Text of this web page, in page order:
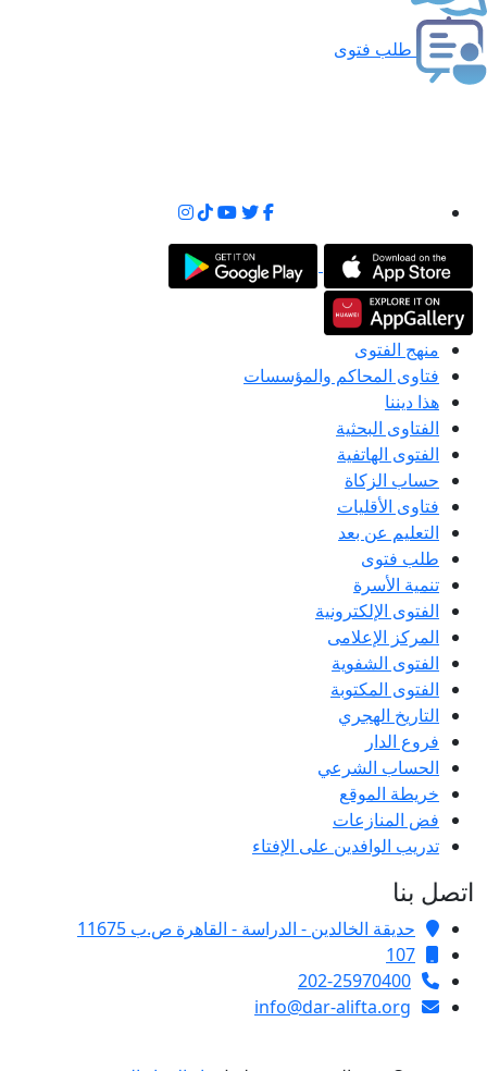
طلب فتوى
منهج الفتوى
فتاوى المحاكم والمؤسسات
هذا ديننا
الفتاوى البحثية
الفتوى الهاتفية
حساب الزكاة
فتاوى الأقليات
التعليم عن بعد
طلب فتوى
تنمية الأسرة
الفتوى الإلكترونية
المركز الإعلامى
الفتوى الشفوية
الفتوى المكتوبة
التاريخ الهجري
فروع الدار
الحساب الشرعي
خريطة الموقع
فض المنازعات
تدريب الوافدين على الإفتاء
اتصل بنا
حديقة الخالدين - الدراسة - القاهرة ص.ب 11675
107
202-25970400
info@dar-alifta.org